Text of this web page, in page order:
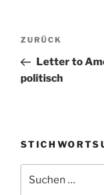
Vorheriger
Beitrag
ZURÜCK
Letter to
politisch
nach: